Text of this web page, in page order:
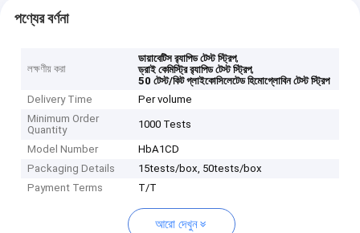
পণ্যের বর্ণনা
লক্ষণীয় করা
ডায়াবেটিস র‍্যাপিড টেস্ট স্ট্রিপ,
ড্রাই কেমিস্ট্রি র‍্যাপিড টেস্ট স্ট্রিপ,
50 টেস্ট/কিট গ্লাইকোসিলেটেড হিমোগ্লোবিন টেস্ট স্ট্রিপ
Delivery Time
Per volume
Minimum Order
Quantity
1000 Tests
Model Number
HbA1CD
Packaging Details
15tests/box, 50tests/box
Payment Terms
T/T
আরো দেখুন